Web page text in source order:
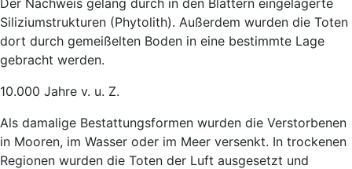
Der Nachweis gelang durch in den Blättern eingelagerte
Siliziumstrukturen (Phytolith). Außerdem wurden die Toten
dort durch gemeißelten Boden in eine bestimmte Lage
gebracht werden.
10.000 Jahre v. u. Z.
Als damalige Bestattungsformen wurden die Verstorbenen
in Mooren, im Wasser oder im Meer versenkt. In trockenen
Regionen wurden die Toten der Luft ausgesetzt und